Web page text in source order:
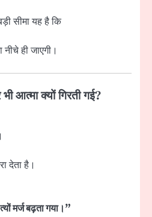
सीमा यह है कि
ही जाएगी।
आत्मा क्यों गिरती गई?
देता है।
मर्ज बढ़ता गया।”